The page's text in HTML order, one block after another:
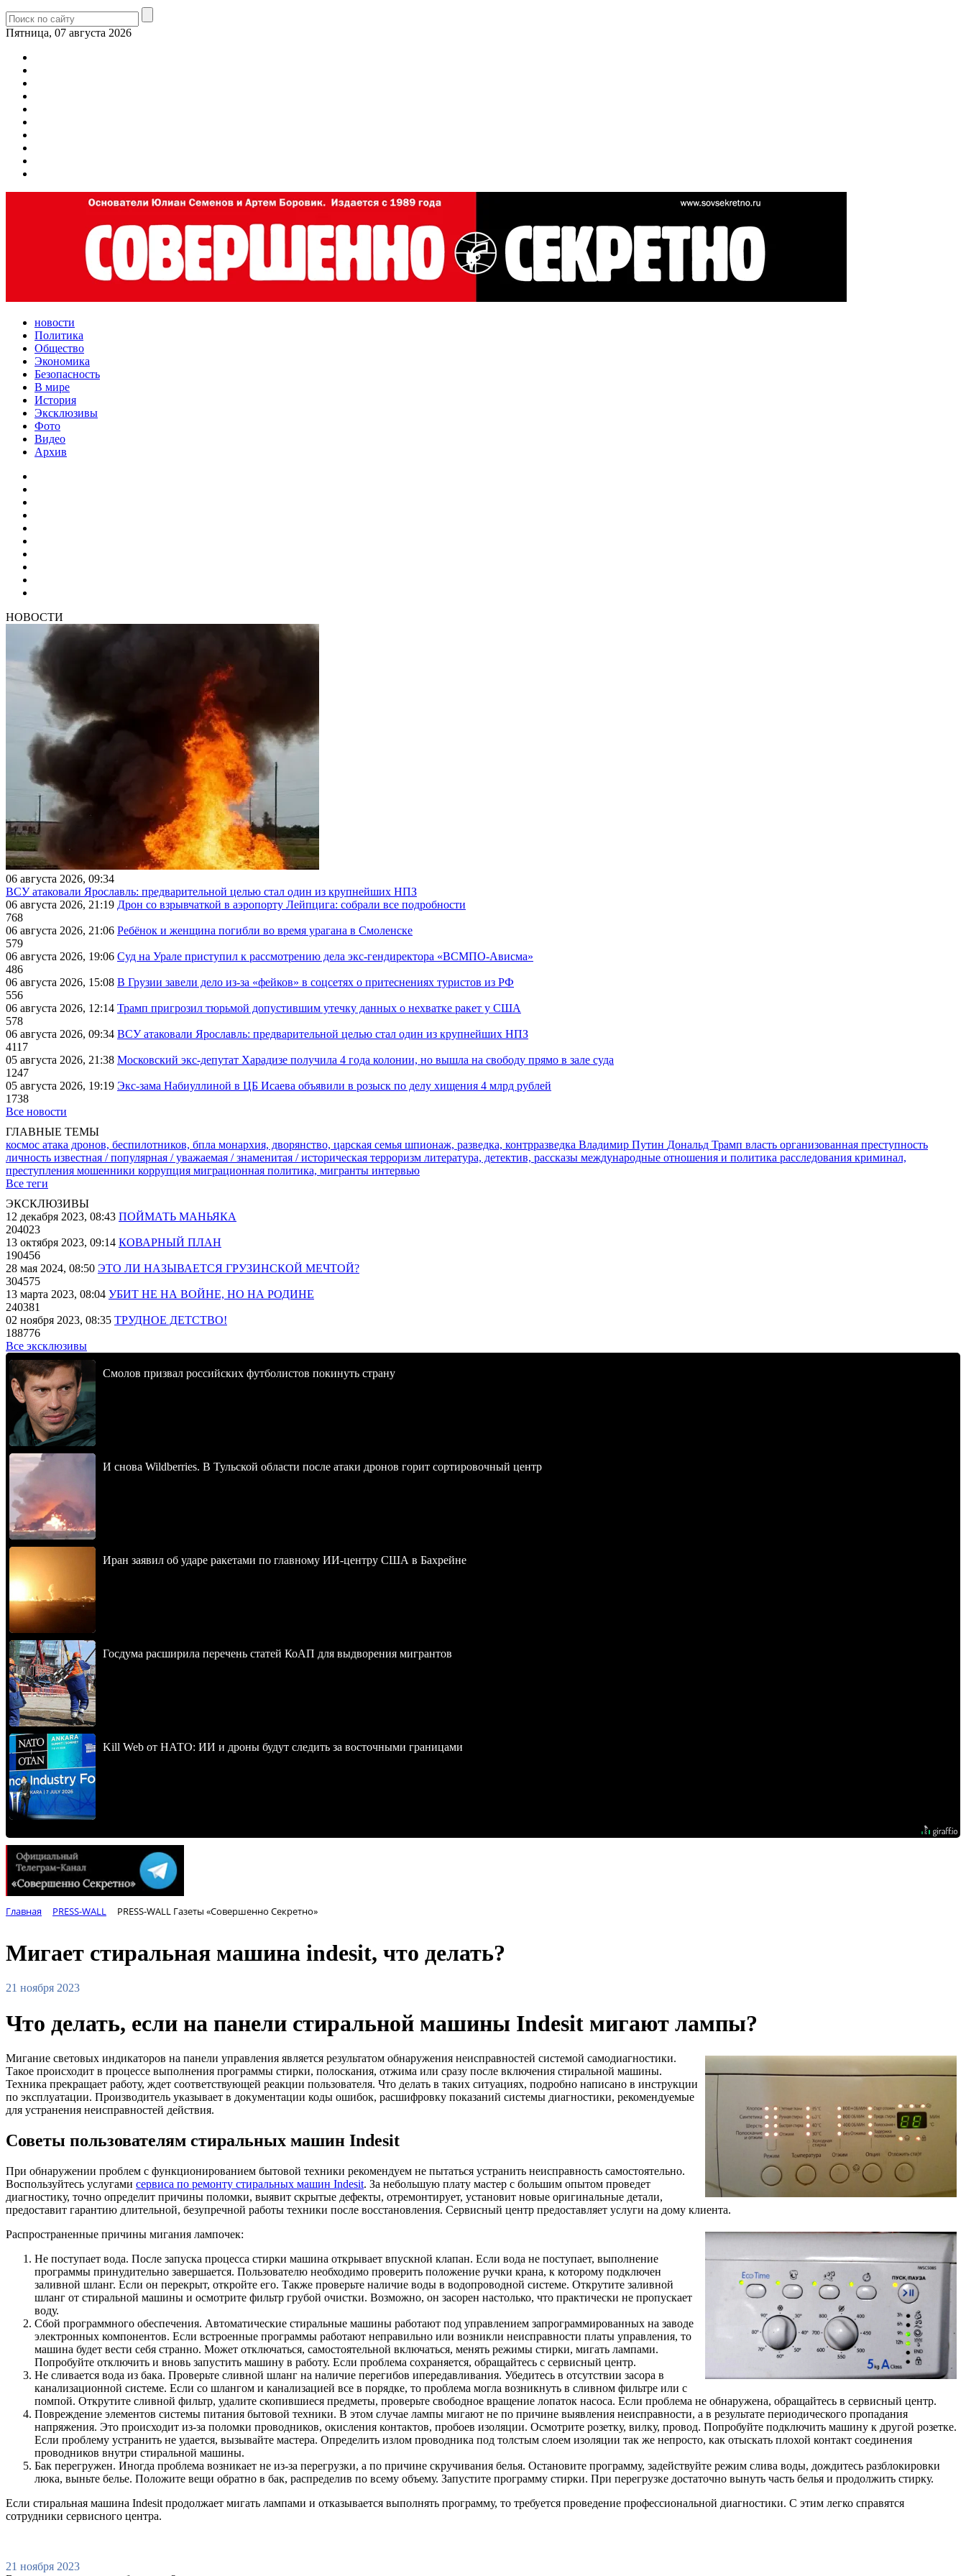
Пятница, 07 августа 2026
новости
Политика
Общество
Экономика
Безопасность
В мире
История
Эксклюзивы
Фото
Видео
Архив
НОВОСТИ
06 августа 2026, 09:34
ВСУ атаковали Ярославль: предварительной целью стал один из крупнейших НПЗ
06 августа 2026, 21:19 Дрон со взрывчаткой в аэропорту Лейпцига: собрали все подробности
768
06 августа 2026, 21:06 Ребёнок и женщина погибли во время урагана в Смоленске
579
06 августа 2026, 19:06 Суд на Урале приступил к рассмотрению дела экс-гендиректора «ВСМПО-Ависма»
486
06 августа 2026, 15:08 В Грузии завели дело из-за «фейков» в соцсетях о притеснениях туристов из РФ
556
06 августа 2026, 12:14 Трамп пригрозил тюрьмой допустившим утечку данных о нехватке ракет у США
578
06 августа 2026, 09:34 ВСУ атаковали Ярославль: предварительной целью стал один из крупнейших НПЗ
4117
05 августа 2026, 21:38 Московский экс-депутат Харадизе получила 4 года колонии, но вышла на свободу прямо в зале суда
1247
05 августа 2026, 19:19 Экс-зама Набиуллиной в ЦБ Исаева объявили в розыск по делу хищения 4 млрд рублей
1738
Все новости
ГЛАВНЫЕ ТЕМЫ
космос атака дронов, беспилотников, бпла монархия, дворянство, царская семья шпионаж, разведка, контрразведка Владимир Путин Дональд Трамп власть организованная преступность
личность известная / популярная / уважаемая / знаменитая / историческая терроризм литература, детектив, рассказы международные отношения и политика расследования криминал,
преступления мошенники коррупция миграционная политика, мигранты интервью
Все теги
ЭКСКЛЮЗИВЫ
12 декабря 2023, 08:43 ПОЙМАТЬ МАНЬЯКА
204023
13 октября 2023, 09:14 КОВАРНЫЙ ПЛАН
190456
28 мая 2024, 08:50 ЭТО ЛИ НАЗЫВАЕТСЯ ГРУЗИНСКОЙ МЕЧТОЙ?
304575
13 марта 2023, 08:04 УБИТ НЕ НА ВОЙНЕ, НО НА РОДИНЕ
240381
02 ноября 2023, 08:35 ТРУДНОЕ ДЕТСТВО!
188776
Все эксклюзивы
Смолов призвал российских футболистов покинуть страну
И снова Wildberries. В Тульской области после атаки дронов горит сортировочный центр
Иран заявил об ударе ракетами по главному ИИ-центру США в Бахрейне
Госдума расширила перечень статей КоАП для выдворения мигрантов
Kill Web от НАТО: ИИ и дроны будут следить за восточными границами
Главная PRESS-WALL PRESS-WALL Газеты «Совершенно Секретно»
Мигает стиральная машина indesit, что делать?
21 ноября 2023
Что делать, если на панели стиральной машины Indesit мигают лампы?
Мигание световых индикаторов на панели управления является результатом обнаружения неисправностей системой самодиагностики.
Такое происходит в процессе выполнения программы стирки, полоскания, отжима или сразу после включения стиральной машины.
Техника прекращает работу, ждет соответствующей реакции пользователя. Что делать в таких ситуациях, подробно написано в инструкции
по эксплуатации. Производитель указывает в документации коды ошибок, расшифровку показаний системы диагностики, рекомендуемые
для устранения неисправностей действия.
Советы пользователям стиральных машин Indesit
При обнаружении проблем с функционированием бытовой техники рекомендуем не пытаться устранить неисправность самостоятельно.
Воспользуйтесь услугами сервиса по ремонту стиральных машин Indesit. За небольшую плату мастер с большим опытом проведет
диагностику, точно определит причины поломки, выявит скрытые дефекты, отремонтирует, установит новые оригинальные детали,
предоставит гарантию длительной, безупречной работы техники после восстановления. Сервисный центр предоставляет услуги на дому клиента.
Распространенные причины мигания лампочек:
Не поступает вода. После запуска процесса стирки машина открывает впускной клапан. Если вода не поступает, выполнение
программы принудительно завершается. Пользователю необходимо проверить положение ручки крана, к которому подключен
заливной шланг. Если он перекрыт, откройте его. Также проверьте наличие воды в водопроводной системе. Открутите заливной
шланг от стиральной машины и осмотрите фильтр грубой очистки. Возможно, он засорен настолько, что практически не пропускает
воду.
Сбой программного обеспечения. Автоматические стиральные машины работают под управлением запрограммированных на заводе
электронных компонентов. Если встроенные программы работают неправильно или возникли неисправности платы управления, то
машина будет вести себя странно. Может отключаться, самостоятельной включаться, менять режимы стирки, мигать лампами.
Попробуйте отключить и вновь запустить машину в работу. Если проблема сохраняется, обращайтесь с сервисный центр.
Не сливается вода из бака. Проверьте сливной шланг на наличие перегибов ипередавливания. Убедитесь в отсутствии засора в
канализационной системе. Если со шлангом и канализацией все в порядке, то проблема могла возникнуть в сливном фильтре или с
помпой. Открутите сливной фильтр, удалите скопившиеся предметы, проверьте свободное вращение лопаток насоса. Если проблема не обнаружена, обращайтесь в сервисный центр.
Повреждение элементов системы питания бытовой техники. В этом случае лампы мигают не по причине выявления неисправности, а в результате периодического пропадания
напряжения. Это происходит из-за поломки проводников, окисления контактов, пробоев изоляции. Осмотрите розетку, вилку, провод. Попробуйте подключить машину к другой розетке.
Если проблему устранить не удается, вызывайте мастера. Определить излом проводника под толстым слоем изоляции так же непросто, как отыскать плохой контакт соединения
проводников внутри стиральной машины.
Бак перегружен. Иногда проблема возникает не из-за перегрузки, а по причине скручивания белья. Остановите программу, задействуйте режим слива воды, дождитесь разблокировки
люка, выньте белье. Положите вещи обратно в бак, распределив по всему объему. Запустите программу стирки. При перегрузке достаточно вынуть часть белья и продолжить стирку.
Если стиральная машина Indesit продолжает мигать лампами и отказывается выполнять программу, то требуется проведение профессиональной диагностики. С этим легко справятся
сотрудники сервисного центра.
21 ноября 2023